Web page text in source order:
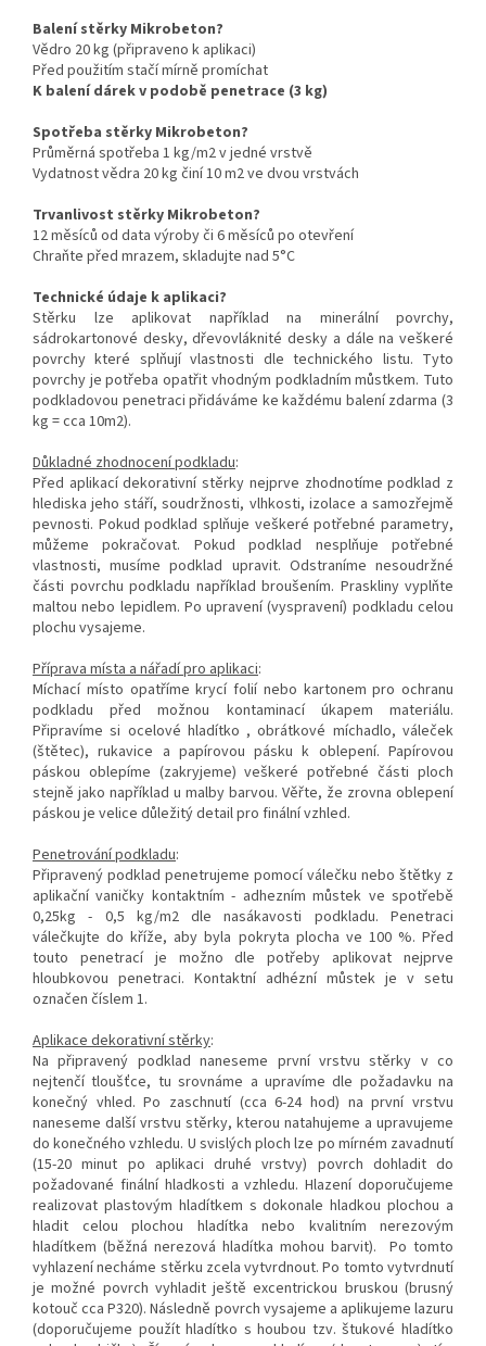
Balení stěrky Mikrobeton?
Vědro 20 kg (připraveno k aplikaci)
Před použitím stačí mírně promíchat
K balení dárek v podobě penetrace (3 kg)
Spotřeba stěrky Mikrobeton?
Průměrná spotřeba 1 kg/m2 v jedné vrstvě
Vydatnost vědra 20 kg činí 10 m2 ve dvou vrstvách
Trvanlivost stěrky Mikrobeton?
12 měsíců od data výroby či 6 měsíců po otevření
Chraňte před mrazem, skladujte nad 5°C
Technické údaje k aplikaci?
Stěrku lze aplikovat například na minerální povrchy,
sádrokartonové desky, dřevovláknité desky a dále na veškeré
povrchy které splňují vlastnosti dle technického listu. Tyto
povrchy je potřeba opatřit vhodným podkladním můstkem. Tuto
podkladovou penetraci přidáváme ke každému balení zdarma (3
kg = cca 10m2).
Důkladné zhodnocení podkladu:
Před aplikací dekorativní stěrky nejprve zhodnotíme podklad z
hlediska jeho stáří, soudržnosti, vlhkosti, izolace a samozřejmě
pevnosti. Pokud podklad splňuje veškeré potřebné parametry,
můžeme pokračovat. Pokud podklad nesplňuje potřebné
vlastnosti, musíme podklad upravit. Odstraníme nesoudržné
části povrchu podkladu například broušením. Praskliny vyplňte
maltou nebo lepidlem. Po upravení (vyspravení) podkladu celou
plochu vysajeme.
Příprava místa a nářadí pro aplikaci:
Míchací místo opatříme krycí folií nebo kartonem pro ochranu
podkladu před možnou kontaminací úkapem materiálu.
Připravíme si ocelové hladítko , obrátkové míchadlo, váleček
(štětec), rukavice a papírovou pásku k oblepení. Papírovou
páskou oblepíme (zakryjeme) veškeré potřebné části ploch
stejně jako například u malby barvou. Věřte, že zrovna oblepení
páskou je velice důležitý detail pro finální vzhled.
Penetrování podkladu:
Připravený podklad penetrujeme pomocí válečku nebo štětky z
aplikační vaničky kontaktním - adhezním můstek ve spotřebě
0,25kg - 0,5 kg/m2 dle nasákavosti podkladu. Penetraci
válečkujte do kříže, aby byla pokryta plocha ve 100 %. Před
touto penetrací je možno dle potřeby aplikovat nejprve
hloubkovou penetraci. Kontaktní adhézní můstek je v setu
označen číslem 1.
Aplikace dekorativní stěrky:
Na připravený podklad naneseme první vrstvu stěrky v co
nejtenčí tloušťce, tu srovnáme a upravíme dle požadavku na
konečný vhled. Po zaschnutí (cca 6-24 hod) na první vrstvu
naneseme další vrstvu stěrky, kterou natahujeme a upravujeme
do konečného vzhledu. U svislých ploch lze po mírném zavadnutí
(15-20 minut po aplikaci druhé vrstvy) povrch dohladit do
požadované finální hladkosti a vzhledu. Hlazení doporučujeme
realizovat plastovým hladítkem s dokonale hladkou plochou a
hladit celou plochou hladítka nebo kvalitním nerezovým
hladítkem (běžná nerezová hladítka mohou barvit). Po tomto
vyhlazení necháme stěrku zcela vytvrdnout. Po tomto vytvrdnutí
je možné povrch vyhladit ještě excentrickou bruskou (brusný
kotouč cca P320). Následně povrch vysajeme a aplikujeme lazuru
(doporučujeme použít hladítko s houbou tzv. štukové hladítko